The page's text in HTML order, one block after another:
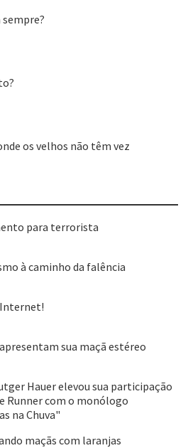
os velhos não têm vez
para terrorista
à caminho da falência
Internet!
sua maçã estéreo
Hauer elevou sua participação
Runner com o monólogo
na Chuva"
maçãs com laranjas